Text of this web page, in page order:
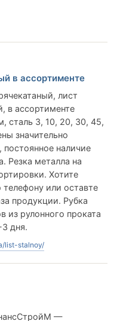
в ассортименте
лист
в ассортименте
сталь 3, 10, 20, 30, 45,
значительно
наличие
Резка металла на
Хотите
или оставте
продукции. Рубка
из рулонного проката
3 дня.
list-stalnoy/
—